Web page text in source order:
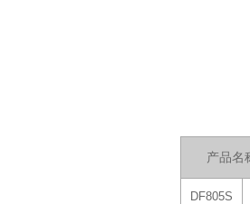
产品名
DF805S